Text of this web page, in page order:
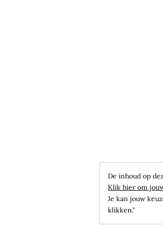
De inhoud op
Klik hier om
Je kan jouw
klikken."